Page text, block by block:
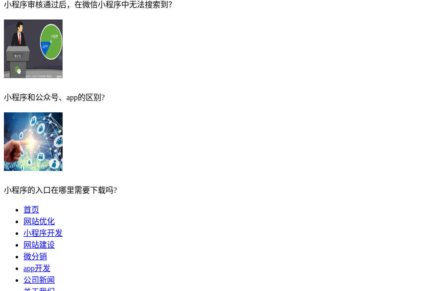
小程序审核通过后，在微信小程序中无法搜索到？
小程序和公众号、app的区别?
小程序的入口在哪里需要下载吗?
首页
网站优化
小程序开发
网站建设
微分销
app开发
公司新闻